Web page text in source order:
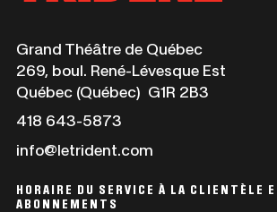
Grand Théâtre de QuébecCe
lien
s'ouvrira
269, boul. René-Lévesque Est
Québec (Québec) G1R 2B3
418 643-5873
dans
info@letrident.com
HORAIRE DU SERVICE À LA CLIENTÈLE
ABONNEMENTS